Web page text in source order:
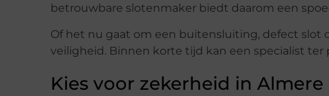
betrouwbare slotenmaker biedt daarom een
Of het nu gaat om een buitensluiting, defect slot
veiligheid. Binnen korte tijd kan een specialist ter
Kies voor zekerheid in Almere